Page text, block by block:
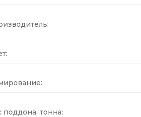
поддона, тонна: